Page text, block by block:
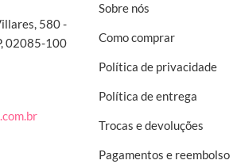
580 -
02085-100
Sobre nós
Como comprar
Política de privacidade
Política de entrega
Trocas e devoluções
Pagamentos e reembolso